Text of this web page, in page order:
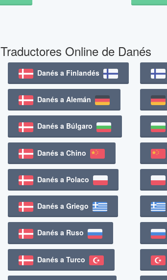
Traductores Online de Danés
Danés a Finlandés
Danés a Alemán
Danés a Búlgaro
Danés a Chino
Danés a Polaco
Danés a Griego
Danés a Ruso
Danés a Turco